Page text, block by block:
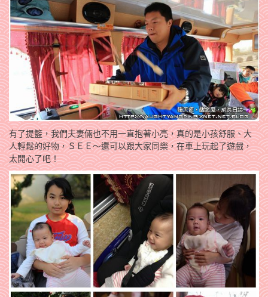
有了提籃，我們夫妻倆也不用一直抱著小亮，真的是小孩舒服、大
人輕鬆的好物，ＳＥＥ～還可以跟大家同樂，在車上玩起了遊戲，
太開心了吧！